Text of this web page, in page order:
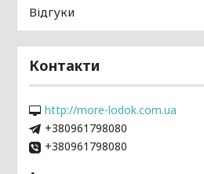
Відгуки
Контакти
http://more-lodok.com.ua
+380961798080
+380961798080